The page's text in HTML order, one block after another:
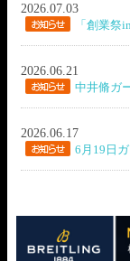
2026.07.03
「創業祭
2026.06.21
中井脩ガ
2026.06.17
6月19日